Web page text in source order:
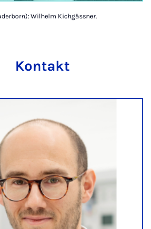
Wilhelm Kichgässner.
Kontakt